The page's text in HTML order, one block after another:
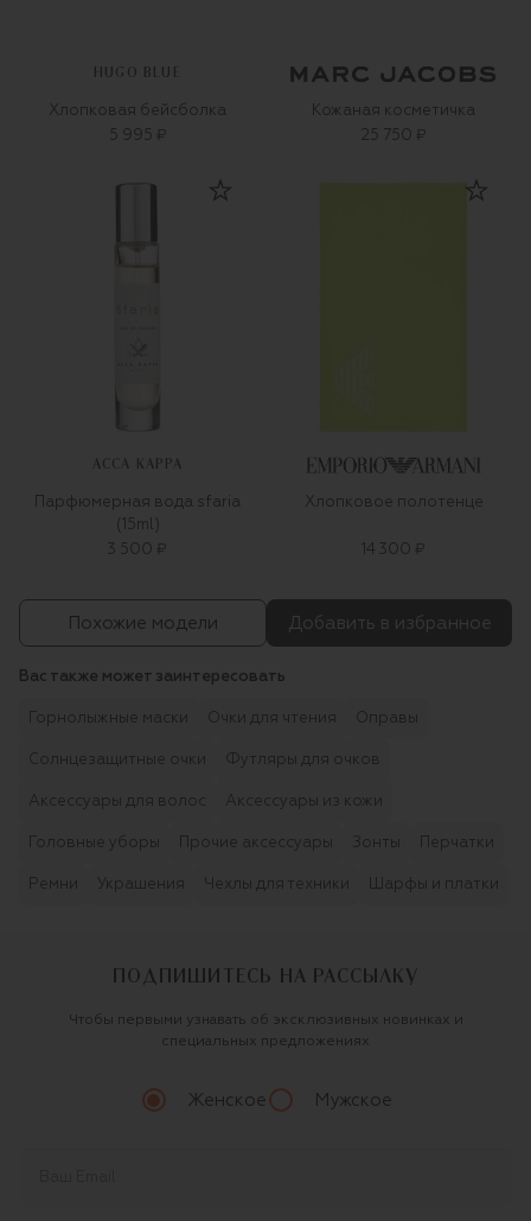
HUGO BLUE
Хлопковая бейсболка
5 995 ₽
Кожаная косметичка
25 750 ₽
ACCA KAPPA
Парфюмерная вода sfaria
(15ml)
3 500 ₽
Хлопковое полотенце
14 300 ₽
Похожие модели Добавить в избранное
Вас также может заинтересовать
Горнолыжные маски Очки для чтения Оправы
Солнцезащитные очки Футляры для очков
Аксессуары для волос Аксессуары из кожи
Головные уборы Прочие аксессуары Зонты Перчатки
Ремни Украшения Чехлы для техники Шарфы и платки
ПОДПИШИТЕСЬ НА РАССЫЛКУ
Чтобы первыми узнавать об эксклюзивных новинках и
специальных предложениях
Женское Мужское